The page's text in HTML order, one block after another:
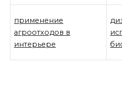
применение
агроотходов в
интерьере